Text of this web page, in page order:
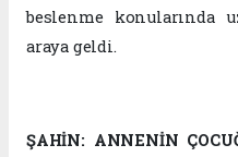
beslenme
araya geldi.
ŞAHİN: ANNENİN